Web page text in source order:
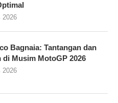
2026
Bagnaia: Tantangan dan
di Musim MotoGP 2026
2026